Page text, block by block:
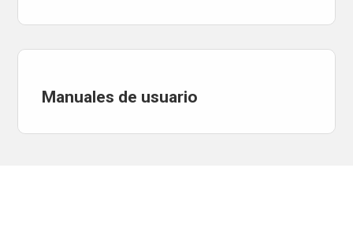
Manuales de usuario